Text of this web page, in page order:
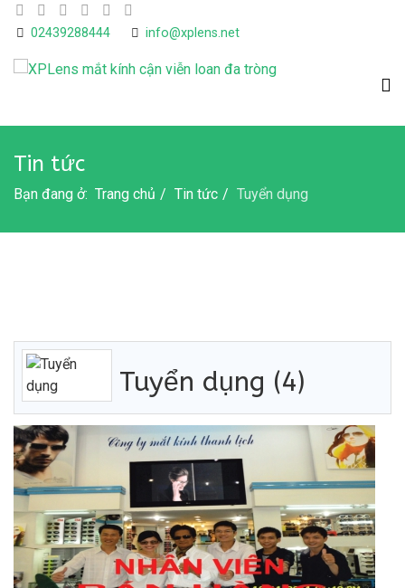
02439288444 info@xplens.net
Tin tức
Bạn đang ở: Trang chủ Tin tức Tuyển dụng
Tuyển dụng (4)